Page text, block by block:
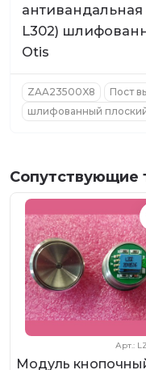
L302)
Otis
ZAA23500X8 Пост
шлифованный
Сопутствующие
Арт.:
Модуль